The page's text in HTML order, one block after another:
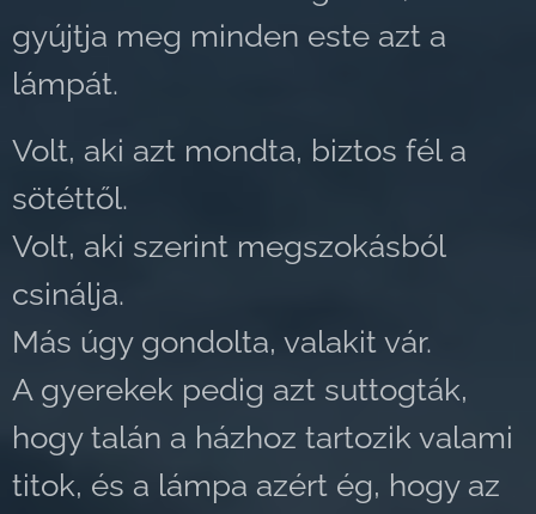
gyújtja meg minden este azt a
lámpát.
Volt, aki azt mondta, biztos fél a
sötéttől.
Volt, aki szerint megszokásból
csinálja.
Más úgy gondolta, valakit vár.
A gyerekek pedig azt suttogták,
hogy talán a házhoz tartozik valami
titok, és a lámpa azért ég, hogy az